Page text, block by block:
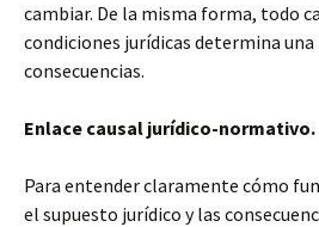
cambiar. De la misma forma, todo
condiciones jurídicas determina
consecuencias.
Enlace causal jurídico-normativo.
Para entender claramente cómo
el supuesto jurídico y las